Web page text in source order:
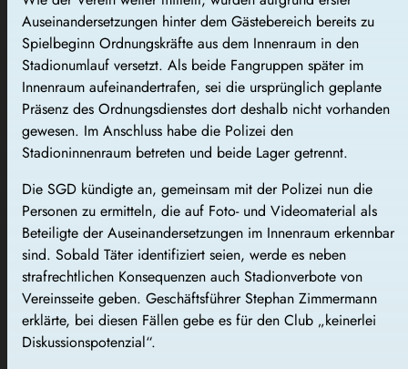
Auseinandersetzungen hinter dem Gästebereich bereits zu
Spielbeginn Ordnungskräfte aus dem Innenraum in den
Stadionumlauf versetzt. Als beide Fangruppen später im
Innenraum aufeinandertrafen, sei die ursprünglich geplante
Präsenz des Ordnungsdienstes dort deshalb nicht vorhanden
gewesen. Im Anschluss habe die Polizei den
Stadioninnenraum betreten und beide Lager getrennt.
Die SGD kündigte an, gemeinsam mit der Polizei nun die
Personen zu ermitteln, die auf Foto- und Videomaterial als
Beteiligte der Auseinandersetzungen im Innenraum erkennbar
sind. Sobald Täter identifiziert seien, werde es neben
strafrechtlichen Konsequenzen auch Stadionverbote von
Vereinsseite geben. Geschäftsführer Stephan Zimmermann
erklärte, bei diesen Fällen gebe es für den Club „keinerlei
Diskussionspotenzial“.